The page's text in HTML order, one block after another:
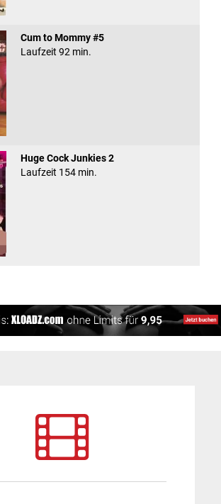
Cum to Mommy #5
Laufzeit 92 min.
Huge Cock Junkies 2
Laufzeit 154 min.